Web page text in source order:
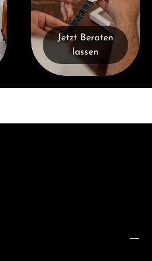
Jetzt Beraten
lassen